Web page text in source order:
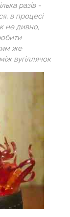
разів -
в процесі
не дивно,
же
вугіллячок